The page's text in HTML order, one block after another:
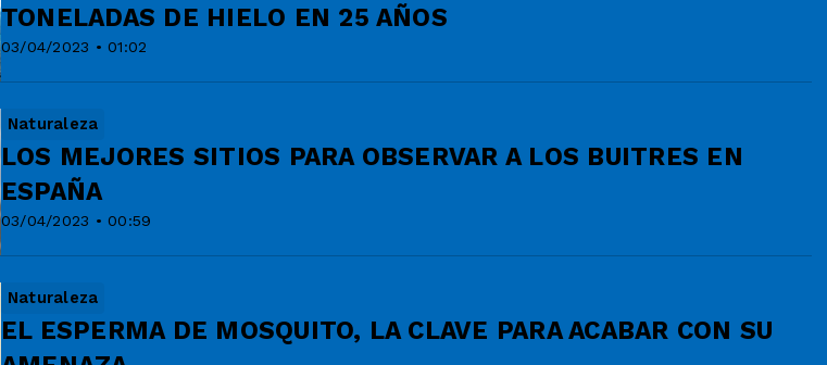
03/04/2023 • 01:02
TONELADAS DE HIELO EN 25 AÑOS
Naturaleza
03/04/2023 • 00:59
LOS MEJORES SITIOS PARA OBSERVAR A LOS BUITRES EN
ESPAÑA
Naturaleza
EL ESPERMA DE MOSQUITO, LA CLAVE PARA ACABAR CON SU